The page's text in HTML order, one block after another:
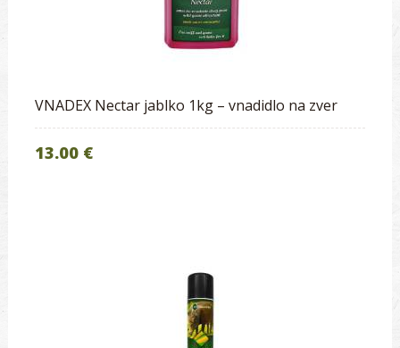
VNADEX Nectar jablko 1kg – vnadidlo na zver
13.00 €